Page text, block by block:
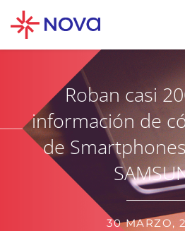
Roban casi
información de
de
30 MARZO,